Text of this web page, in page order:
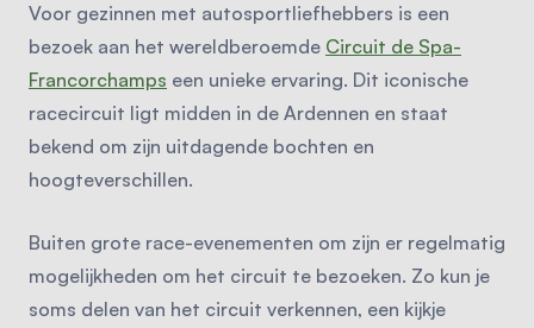
Voor gezinnen met autosportliefhebbers is een
bezoek aan het wereldberoemde Circuit de Spa-
Francorchamps een unieke ervaring. Dit iconische
racecircuit ligt midden in de Ardennen en staat
bekend om zijn uitdagende bochten en
hoogteverschillen.
Buiten grote race-evenementen om zijn er regelmatig
mogelijkheden om het circuit te bezoeken. Zo kun je
soms delen van het circuit verkennen, een kijkje